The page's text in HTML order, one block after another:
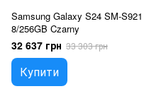
Samsung Galaxy S24 SM-S921
8/256GB Czarny
32 637 грн 33 303 грн
Купити